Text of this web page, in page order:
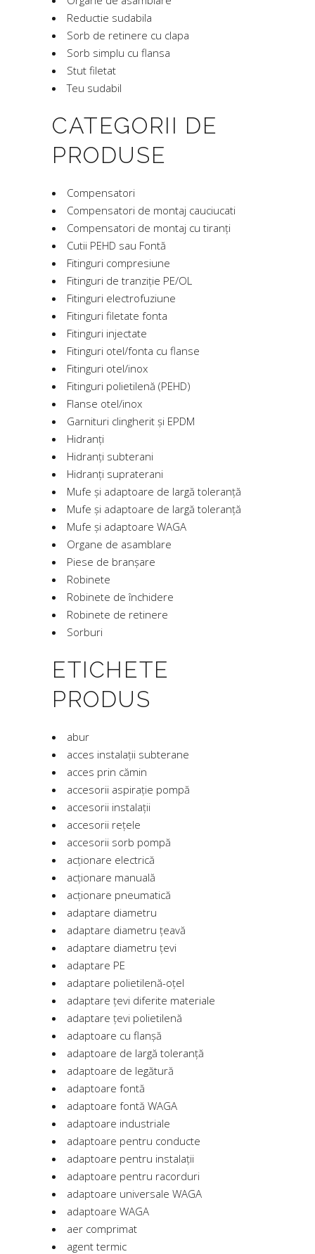
Reductie sudabila
Sorb de retinere cu clapa
Sorb simplu cu flansa
Stut filetat
Teu sudabil
CATEGORII DE
PRODUSE
Compensatori
Compensatori de montaj cauciucati
Compensatori de montaj cu tiranți
Cutii PEHD sau Fontă
Fitinguri compresiune
Fitinguri de tranziție PE/OL
Fitinguri electrofuziune
Fitinguri filetate fonta
Fitinguri injectate
Fitinguri otel/fonta cu flanse
Fitinguri otel/inox
Fitinguri polietilenă (PEHD)
Flanse otel/inox
Garnituri clingherit și EPDM
Hidranți
Hidranți subterani
Hidranți supraterani
Mufe și adaptoare de largă toleranță
Mufe și adaptoare de largă toleranță
Mufe și adaptoare WAGA
Organe de asamblare
Piese de branșare
Robinete
Robinete de închidere
Robinete de retinere
Sorburi
ETICHETE
PRODUS
abur
acces instalații subterane
acces prin cămin
accesorii aspirație pompă
accesorii instalații
accesorii rețele
accesorii sorb pompă
acționare electrică
acționare manuală
acționare pneumatică
adaptare diametru
adaptare diametru țeavă
adaptare diametru țevi
adaptare PE
adaptare polietilenă-oțel
adaptare țevi diferite materiale
adaptare țevi polietilenă
adaptoare cu flanșă
adaptoare de largă toleranță
adaptoare de legătură
adaptoare fontă
adaptoare fontă WAGA
adaptoare industriale
adaptoare pentru conducte
adaptoare pentru instalații
adaptoare pentru racorduri
adaptoare universale WAGA
adaptoare WAGA
aer comprimat
agent termic